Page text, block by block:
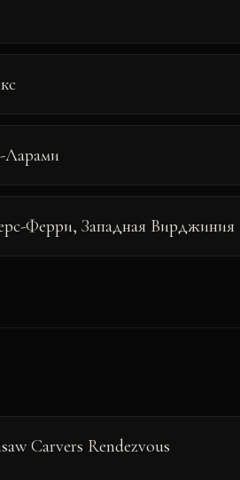
Ферри, Западная Вирджиния
Carvers Rendezvous